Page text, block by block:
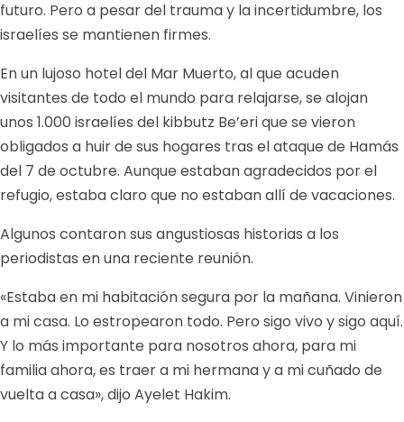
futuro. Pero a pesar del trauma y la incertidumbre, los
israelíes se mantienen firmes.
En un lujoso hotel del Mar Muerto, al que acuden
visitantes de todo el mundo para relajarse, se alojan
unos 1.000 israelíes del kibbutz Be’eri que se vieron
obligados a huir de sus hogares tras el ataque de Hamás
del 7 de octubre. Aunque estaban agradecidos por el
refugio, estaba claro que no estaban allí de vacaciones.
Algunos contaron sus angustiosas historias a los
periodistas en una reciente reunión.
«Estaba en mi habitación segura por la mañana. Vinieron
a mi casa. Lo estropearon todo. Pero sigo vivo y sigo aquí.
Y lo más importante para nosotros ahora, para mi
familia ahora, es traer a mi hermana y a mi cuñado de
vuelta a casa», dijo Ayelet Hakim.